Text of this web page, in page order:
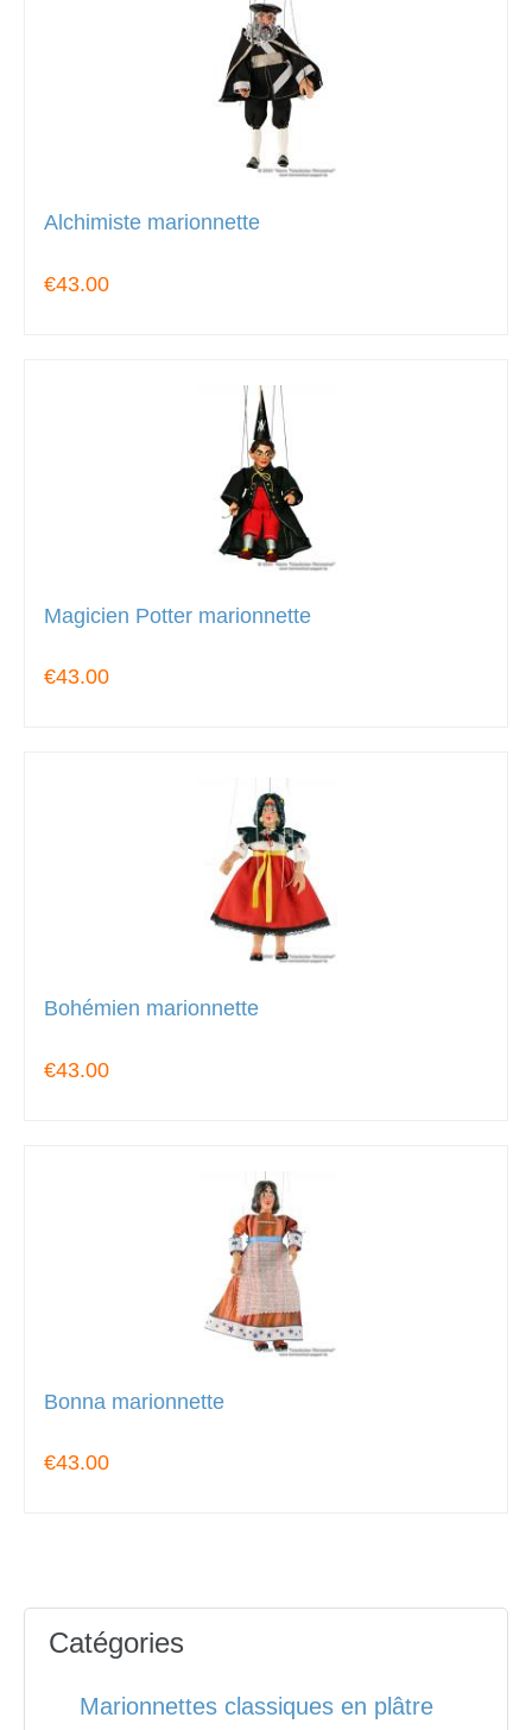
Alchimiste marionnette
€43.00
Magicien Potter marionnette
€43.00
Bohémien marionnette
€43.00
Bonna marionnette
€43.00
Catégories
Marionnettes classiques en plâtre